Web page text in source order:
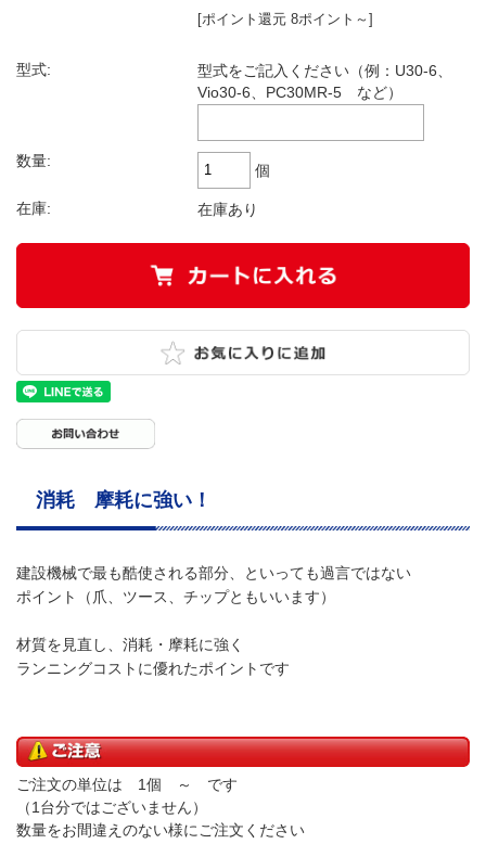
[ポイント還元 8ポイント～]
型式:
型式をご記入ください（例：U30-6、
Vio30-6、PC30MR-5 など）
数量:
個
在庫: 在庫あり
消耗 摩耗に強い！
建設機械で最も酷使される部分、といっても過言ではない
ポイント（爪、ツース、チップともいいます）
材質を見直し、消耗・摩耗に強く
ランニングコストに優れたポイントです
ご注文の単位は 1個 ～ です
（1台分ではございません）
数量をお間違えのない様にご注文ください